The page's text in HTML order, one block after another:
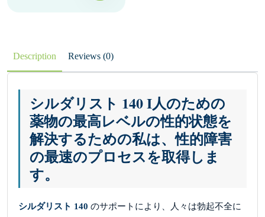
Description Reviews (0)
シルダリスト 140 I人のための
薬物の最高レベルの性的状態を
解決するための私は、性的障害
の最速のプロセスを取得しま
す。
シルダリスト 140 のサポートにより、人々は勃起不全に